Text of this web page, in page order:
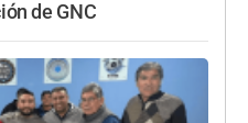
de GNC